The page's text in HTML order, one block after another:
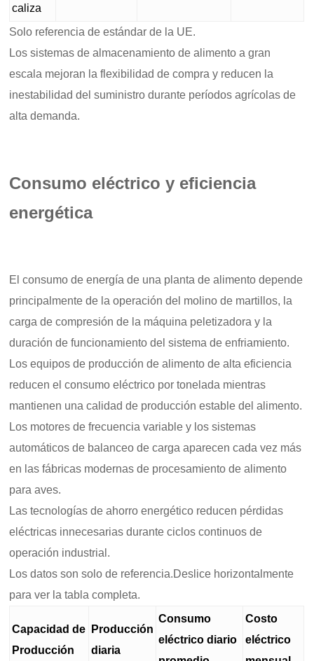
caliza
Solo referencia de estándar de la UE.
Los sistemas de almacenamiento de alimento a gran
escala mejoran la flexibilidad de compra y reducen la
inestabilidad del suministro durante períodos agrícolas de
alta demanda.
Consumo eléctrico y eficiencia
energética
El consumo de energía de una planta de alimento depende
principalmente de la operación del molino de martillos, la
carga de compresión de la máquina peletizadora y la
duración de funcionamiento del sistema de enfriamiento.
Los equipos de producción de alimento de alta eficiencia
reducen el consumo eléctrico por tonelada mientras
mantienen una calidad de producción estable del alimento.
Los motores de frecuencia variable y los sistemas
automáticos de balanceo de carga aparecen cada vez más
en las fábricas modernas de procesamiento de alimento
para aves.
Las tecnologías de ahorro energético reducen pérdidas
eléctricas innecesarias durante ciclos continuos de
operación industrial.
Los datos son solo de referencia.Deslice horizontalmente
para ver la tabla completa.
Capacidad de
Producción
Producción
diaria
Consumo
eléctrico diario
Costo
eléctrico